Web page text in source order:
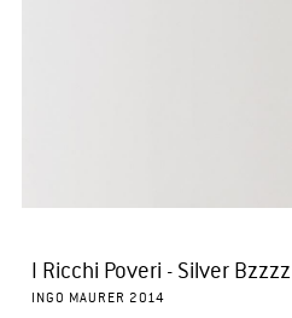
I Ricchi Poveri - Silver Bzzzz
INGO MAURER 2014